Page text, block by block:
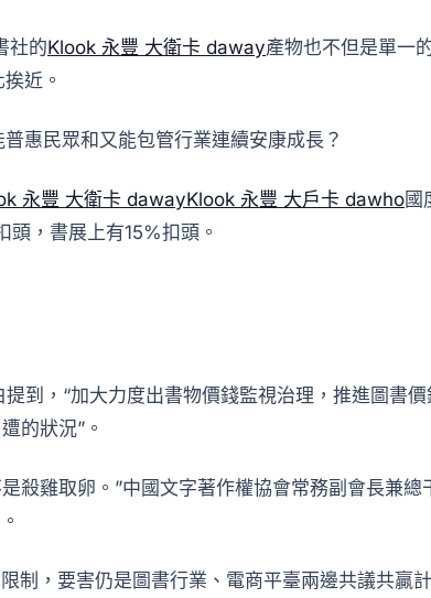
社的Klook 永豐 大衛卡 daway產物也不但是單一
近。
惠民眾和又能包管行業連續安康成長？
永豐 大衛卡 dawayKlook 永豐 大戶卡 dawho國
，書展上有15%扣頭。
到，“加大力度出書物價錢監視治理，推進圖書價
的狀況”。
殺雞取卵。”中國文字著作權協會常務副會長兼總
制，要害仍是圖書行業、電商平臺兩邊共議共贏